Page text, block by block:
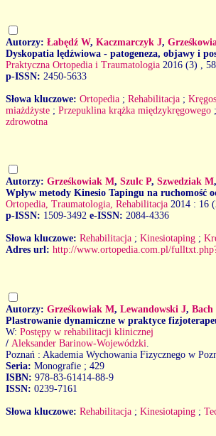
Autorzy: Łabędź W, Kaczmarczyk J,
Dyskopatia lędźwiowa - patogeneza, objawy i
Praktyczna Ortopedia i Traumatologia 2016 (3)
,
p-ISSN: 2450-5633
Słowa kluczowe: Ortopedia ; Rehabilitacja ;
miażdżyste ; Przepuklina krążka międzykręgowego ;
zdrowotna
Autorzy: Grześkowiak M, Szulc P, Szwedziak M,
Wpływ metody Kinesio Tapingu na ruchomość
Ortopedia, Traumatologia, Rehabilitacja 2014 : 16
p-ISSN: 1509-3492 e-ISSN: 2084-4336
Słowa kluczowe: Rehabilitacja ; Kinesiotaping ;
Adres url: http://www.ortopedia.com.pl/
Autorzy: Grześkowiak M, Lewandowski J, Bach
Plastrowanie dynamiczne w praktyce
W: Postępy w rehabilitacji klinicznej
/ Aleksander Barinow-Wojewódzki
Poznań : Akademia Wychowania Fizycznego w
Seria: Monografie ; 429
ISBN: 978-83-61414-88-9
ISSN: 0239-7161
Słowa kluczowe: Rehabilitacja ; Kinesiotaping ;